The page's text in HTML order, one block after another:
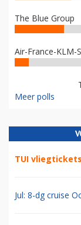
The Blue Group
Air-France-KLM-
Meer polls
TUI vliegtickets
Jul: 8-dg cruise